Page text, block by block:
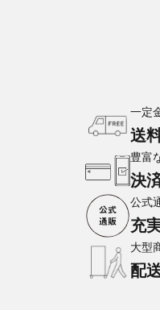
一定
送
豊富
決
公式
充
大型
配